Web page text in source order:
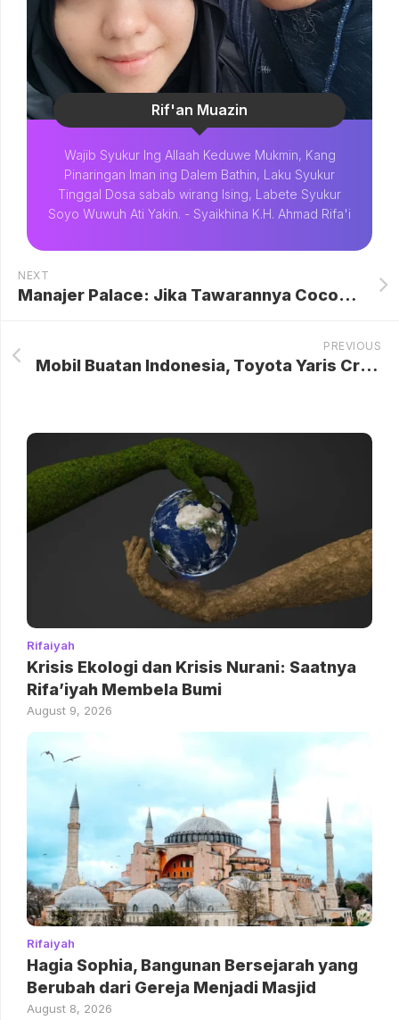
Rif'an Muazin
Wajib Syukur Ing Allaah Keduwe Mukmin, Kang
Pinaringan Iman ing Dalem Bathin, Laku Syukur
Tinggal Dosa sabab wirang Ising, Labete Syukur
Soyo Wuwuh Ati Yakin. - Syaikhina K.H. Ahmad Rifa'i
NEXT
Manajer Palace: Jika Tawarannya Cocok, Guehi Bisa ke City
PREVIOUS
Mobil Buatan Indonesia, Toyota Yaris Cross dan Agya, Laris Manis di Pasar Venezuela Meski Kondisi Politik Memanas
Rifaiyah
Krisis Ekologi dan Krisis Nurani: Saatnya
Rifa’iyah Membela Bumi
August 9, 2026
Rifaiyah
Hagia Sophia, Bangunan Bersejarah yang
Berubah dari Gereja Menjadi Masjid
August 8, 2026